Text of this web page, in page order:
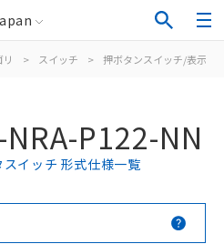
> スイッチ > 押ボタンスイッチ/表示灯
P122-NN
イッチ 形式仕様一覧